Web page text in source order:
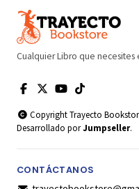
Cualquier Libro que necesites
Copyright Trayecto
Desarrollado porJumpseller.
CONTÁCTANOS